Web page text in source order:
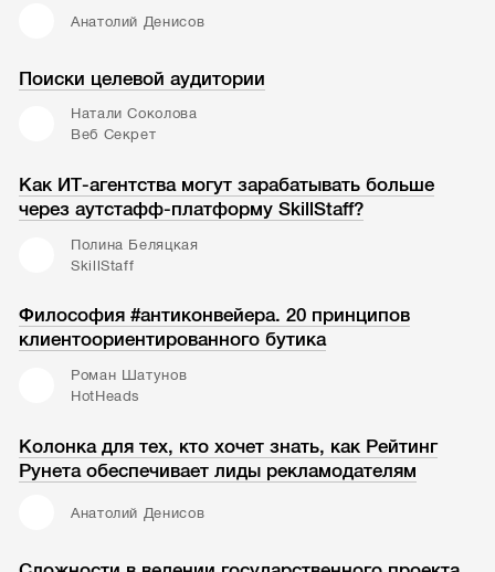
Анатолий Денисов
Поиски целевой аудитории
Натали Соколова
Веб Секрет
Как ИТ-агентства могут зарабатывать больше
через аутстафф-платформу SkillStaff?
Полина Беляцкая
SkillStaff
Философия #антиконвейера. 20 принципов
клиентоориентированного бутика
Роман Шатунов
HotHeads
Колонка для тех, кто хочет знать, как Рейтинг
Рунета обеспечивает лиды рекламодателям
Анатолий Денисов